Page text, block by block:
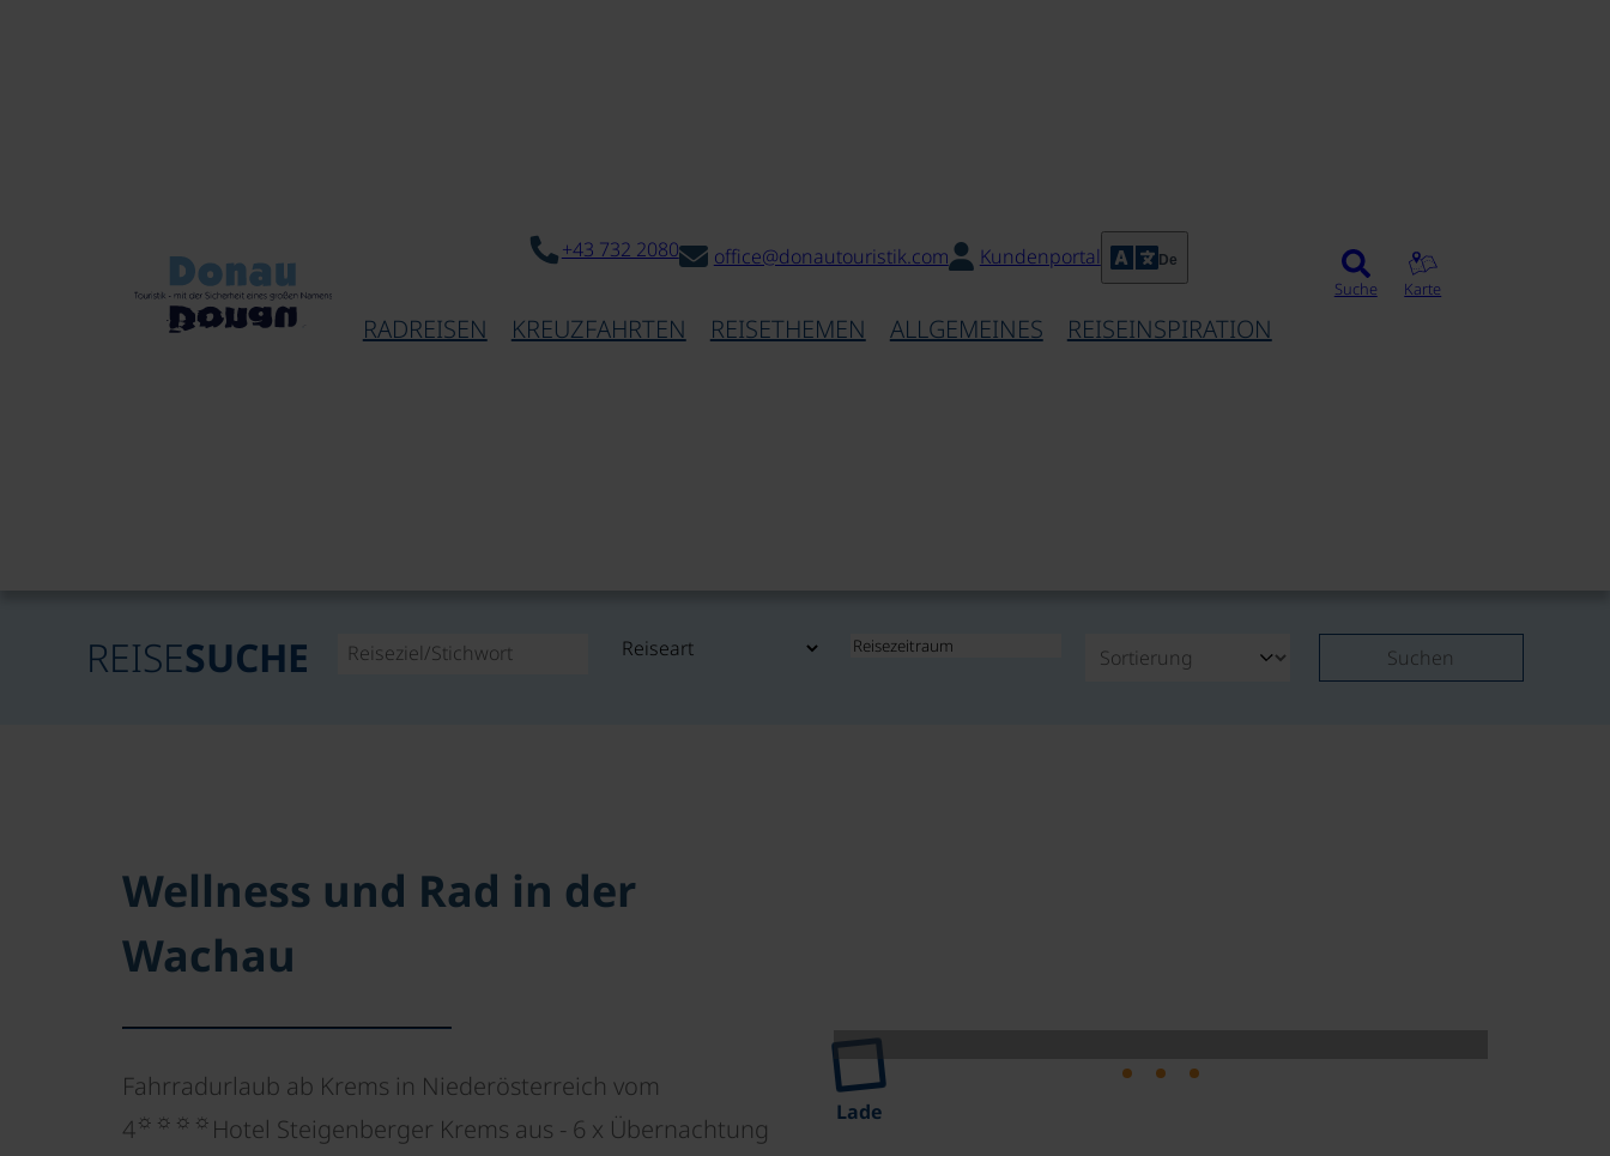
+43 732 2080 office@donautouristik.com Kundenportal De
RADREISEN KREUZFAHRTEN REISETHEMEN ALLGEMEINES REISEINSPIRATION
Suche Karte
REISESUCHE Suchen
Wellness und Rad in der
Wachau
Fahrradurlaub ab Krems in Niederösterreich vom
4 ☼☼☼☼ Hotel Steigenberger Krems aus - 6 x Übernachtung
Lade